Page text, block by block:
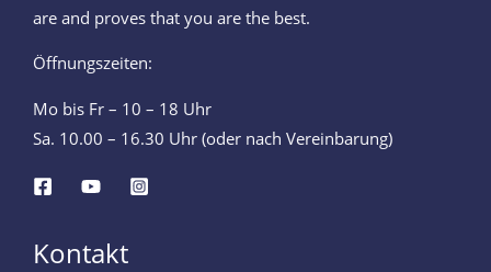
are and proves that you are the best.
Öffnungszeiten:
Mo bis Fr – 10 – 18 Uhr
Sa. 10.00 – 16.30 Uhr (oder nach Vereinbarung)
Kontakt